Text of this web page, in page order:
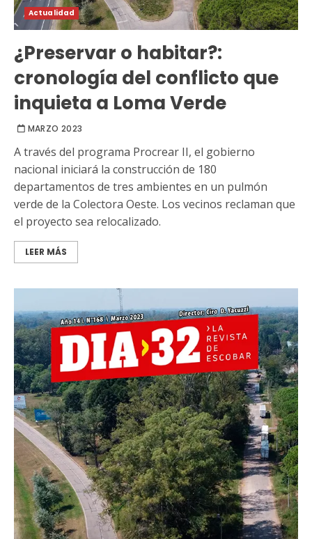
Actualidad
¿Preservar o habitar?:
cronología del conflicto que
inquieta a Loma Verde
MARZO 2023
A través del programa Procrear II, el gobierno
nacional iniciará la construcción de 180
departamentos de tres ambientes en un pulmón
verde de la Colectora Oeste. Los vecinos reclaman que
el proyecto sea relocalizado.
LEER MÁS